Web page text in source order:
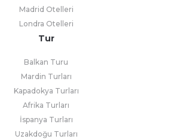
Madrid Otelleri
Londra Otelleri
Tur
Balkan Turu
Mardin Turları
Kapadokya Turları
Afrika Turları
İspanya Turları
Uzakdoğu Turları